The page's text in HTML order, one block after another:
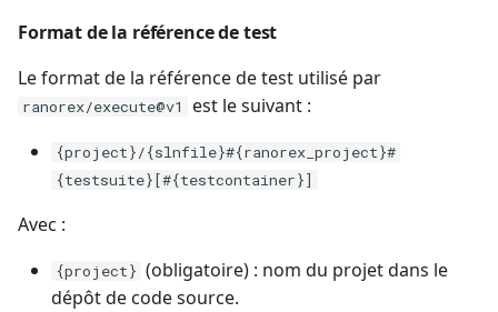
Format de la référence de test
Le format de la référence de test utilisé par
ranorex/execute@v1 est le suivant :
{project}/{slnfile}#{ranorex_project}#
{testsuite}[#{testcontainer}]
Avec :
{project} (obligatoire) : nom du projet dans le
dépôt de code source.